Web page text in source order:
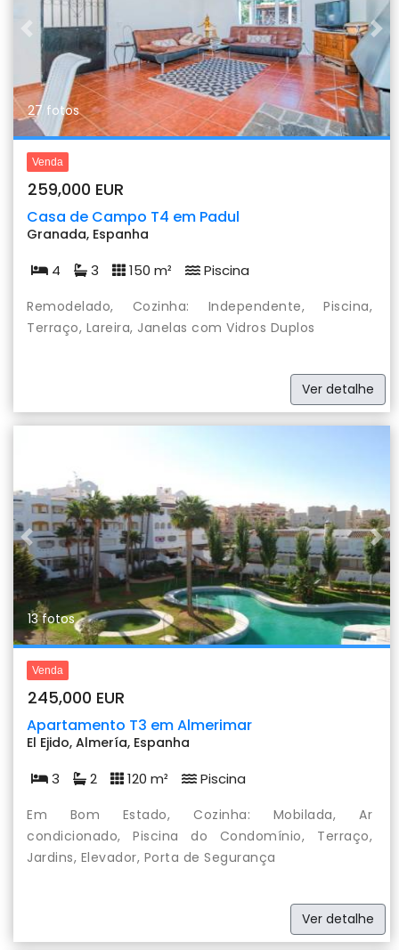
Previous
27 fotos
Venda
259,000 EUR
Casa de Campo T4 em Padul
Granada, Espanha
4 3 150 m² Piscina
Remodelado, Cozinha: Independente, Piscina,
Terraço, Lareira, Janelas com Vidros Duplos
Ver detalhe
Previous
13 fotos
Venda
245,000 EUR
Apartamento T3 em Almerimar
El Ejido, Almería, Espanha
3 2 120 m² Piscina
Em Bom Estado, Cozinha: Mobilada, Ar
condicionado, Piscina do Condomínio, Terraço,
Jardins, Elevador, Porta de Segurança
Ver detalhe